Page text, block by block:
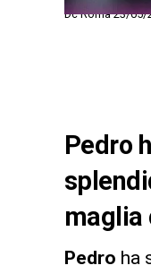
Dc Roma 23/
Pedro
maglia
Pedro ha